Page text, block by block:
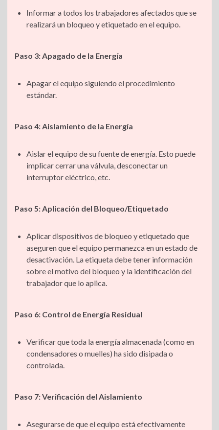
Informar a todos los trabajadores afectados que se
realizará un bloqueo y etiquetado en el equipo.
Paso 3: Apagado de la Energía
Apagar el equipo siguiendo el procedimiento
estándar.
Paso 4: Aislamiento de la Energía
Aislar el equipo de su fuente de energía. Esto puede
implicar cerrar una válvula, desconectar un
interruptor eléctrico, etc.
Paso 5: Aplicación del Bloqueo/Etiquetado
Aplicar dispositivos de bloqueo y etiquetado que
aseguren que el equipo permanezca en un estado de
desactivación. La etiqueta debe tener información
sobre el motivo del bloqueo y la identificación del
trabajador que lo aplica.
Paso 6: Control de Energía Residual
Verificar que toda la energía almacenada (como en
condensadores o muelles) ha sido disipada o
controlada.
Paso 7: Verificación del Aislamiento
Asegurarse de que el equipo está efectivamente